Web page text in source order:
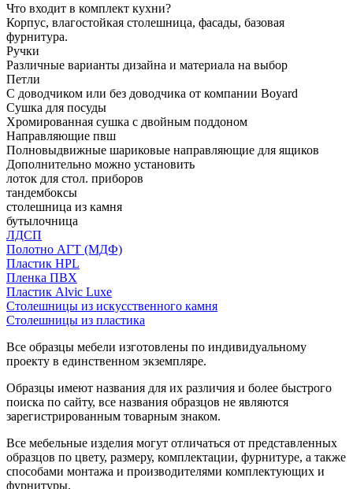
Что входит в комплект кухни?
Корпус, влагостойкая столешница, фасады, базовая
фурнитура.
Ручки
Различные варианты дизайна и материала на выбор
Петли
С доводчиком или без доводчика от компании Boyard
Сушка для посуды
Хромированная сушка с двойным поддоном
Направляющие пвш
Полновыдвижные шариковые направляющие для ящиков
Дополнительно можно установить
лоток для стол. приборов
тандембоксы
столешница из камня
бутылочница
ЛДСП
Полотно АГТ (МДФ)
Пластик HPL
Пленка ПВХ
Пластик Alvic Luxe
Столешницы из искусственного камня
Столешницы из пластика
Все образцы мебели изготовлены по индивидуальному
проекту в единственном экземпляре.
Образцы имеют названия для их различия и более быстрого
поиска по сайту, все названия образцов не являются
зарегистрированным товарным знаком.
Все мебельные изделия могут отличаться от представленных
образцов по цвету, размеру, комплектации, фурнитуре, а также
способами монтажа и производителями комплектующих и
фурнитуры.